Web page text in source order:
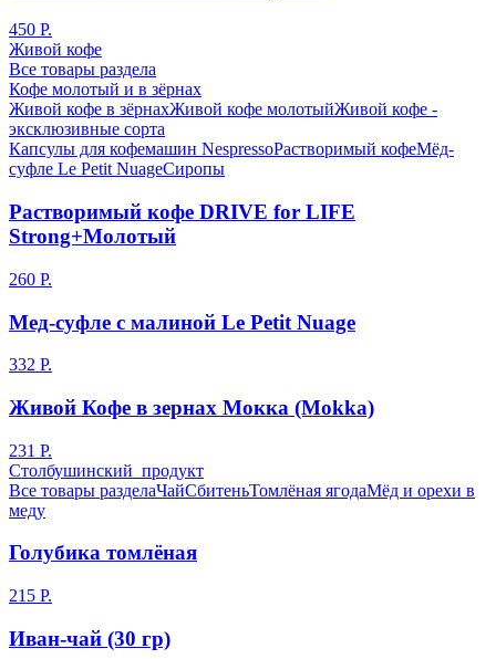
450 Р.
Живой кофе
Все товары раздела
Кофе молотый и в зёрнах
Живой кофе в зёрнахЖивой кофе молотыйЖивой кофе -
эксклюзивные сорта
Капсулы для кофемашин NespressoРастворимый кофеМёд-
суфле Le Petit NuageСиропы
Растворимый кофе DRIVE for LIFE
Strong+Молотый
260 Р.
Мед-суфле с малиной Le Petit Nuage
332 Р.
Живой Кофе в зернах Мокка (Mokka)
231 Р.
Столбушинский продукт
Все товары разделаЧайСбитеньТомлёная ягодаМёд и орехи в
меду
Голубика томлёная
215 Р.
Иван-чай (30 гр)